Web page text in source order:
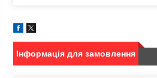
Інформація для замовлення